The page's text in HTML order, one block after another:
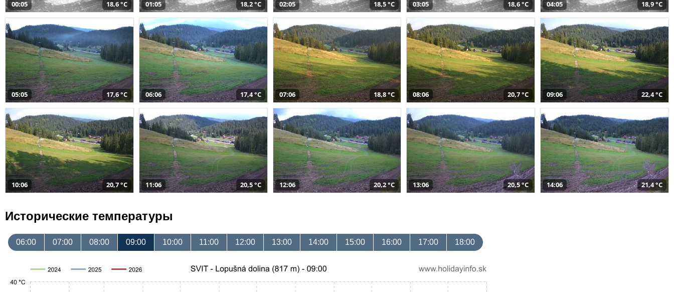
00:05 18,6 °C 01:05 18,2 °C 02:05 18,5 °C 03:05 18,6 °C 04:05 18,9 °C
05:05 17,6 °C 06:06 17,4 °C 07:06 18,8 °C 08:06 20,7 °C 09:06 22,4 °C
10:06 20,7 °C 11:06 20,5 °C 12:06 20,2 °C 13:06 20,5 °C 14:06 21,4 °C
Исторические температуры
06:00 07:00 08:00 09:00 10:00 11:00 12:00 13:00 14:00 15:00 16:00 17:00 18:00